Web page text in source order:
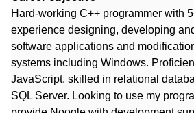
Hard-working C++ programmer with
experience designing, developing
software applications and
systems including Windows.
JavaScript, skilled in relational
SQL Server. Looking to use my